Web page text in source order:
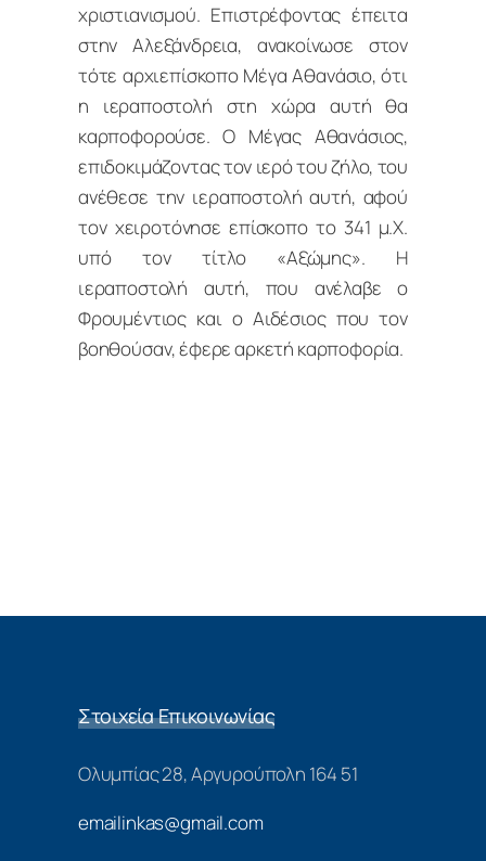
χριστιανισμού. Επιστρέφοντας έπειτα
στην Αλεξάνδρεια, ανακοίνωσε στον
τότε αρχιεπίσκοπο Μέγα Αθανάσιο, ότι
η ιεραποστολή στη χώρα αυτή θα
καρποφορούσε. Ο Μέγας Αθανάσιος,
επιδοκιμάζοντας τον ιερό του ζήλο, του
ανέθεσε την ιεραποστολή αυτή, αφού
τον χειροτόνησε επίσκοπο το 341 μ.Χ.
υπό τον τίτλο «Αξώμης». Η
ιεραποστολή αυτή, που ανέλαβε ο
Φρουμέντιος και ο Αιδέσιος που τον
βοηθούσαν, έφερε αρκετή καρποφορία.
Στοιχεία Επικοινωνίας
Ολυμπίας 28, Αργυρούπολη 164 51
emailinkas@gmail.com